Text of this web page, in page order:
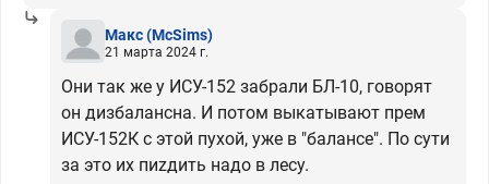
Макс(McSims)
21 марта 2024 г.
Они так же у ИСУ-152 забрали БЛ-10, говорят
он дизбалансна. И потом выкатывают прем
ИСУ-152К с этой пухой, уже в "балансе". По сути
за это их пиzдить надо в лесу.